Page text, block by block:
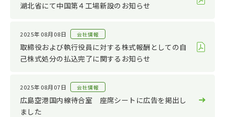
2019
2016
湖北省にて中国第４工場新設のお知らせ
2025年08月08日 会社情報
取締役および執行役員に対する株式報酬としての自
己株式処分の払込完了に関するお知らせ
2025年08月07日 会社情報
広島空港国内線待合室 座席シートに広告を掲出し
ました